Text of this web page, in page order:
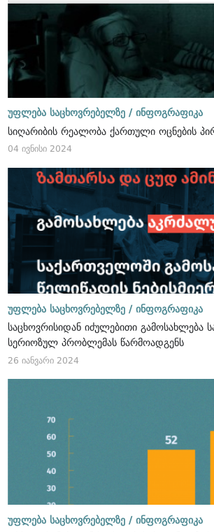
უფლება საცხოვრებელზე / ინფოგრაფიკა
სიღარიბის რეალობა ქართული ოცნების
04 ივნისი 2024
უფლება საცხოვრებელზე / ინფოგრაფიკა
საცხოვრისიდან იძულებითი გამოსახლება
სერიოზულ პრობლემას წარმოადგენს
26 იანვარი 2024
უფლება საცხოვრებელზე / ინფოგრაფიკა